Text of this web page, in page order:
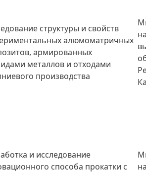
структуры и свойств
алюмоматричных
армированных
металлов и отходами
производства
и исследование
способа прокатки с